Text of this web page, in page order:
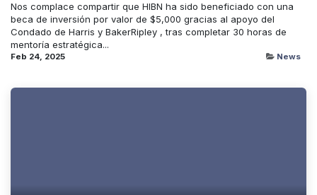
Nos complace compartir que HIBN ha sido beneficiado con una
beca de inversión por valor de $5,000 gracias al apoyo del
Condado de Harris y BakerRipley , tras completar 30 horas de
mentoría estratégica...
Feb 24, 2025 News